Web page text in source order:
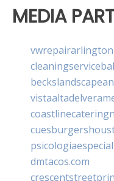
MEDIA
dmtacos.com